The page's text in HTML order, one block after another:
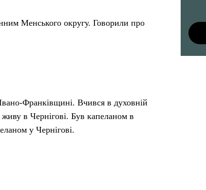
Менського округу. Говорили про
Франківщині. Вчився в духовній
в Чернігові. Був капеланом в
у Чернігові.